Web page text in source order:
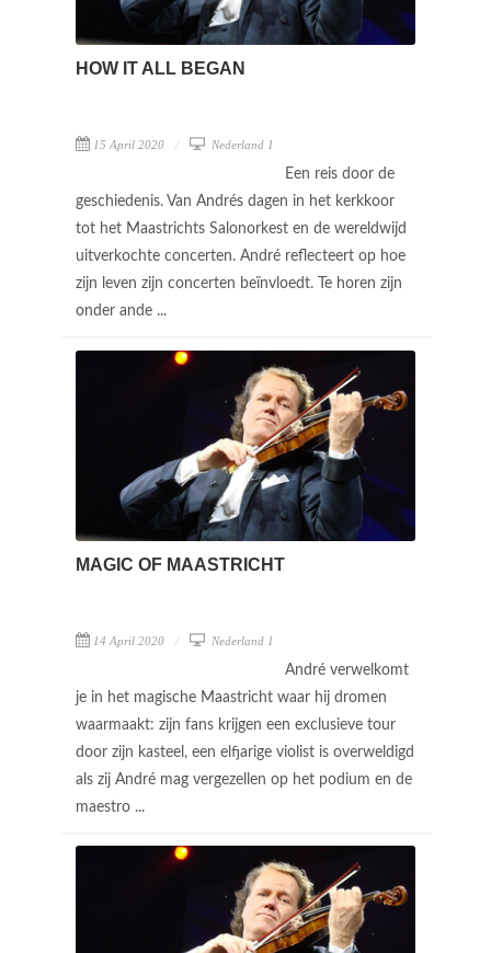
HOW IT ALL BEGAN
15 April 2020 Nederland 1
Een reis door de
geschiedenis. Van Andrés dagen in het kerkkoor
tot het Maastrichts Salonorkest en de wereldwijd
uitverkochte concerten. André reflecteert op hoe
zijn leven zijn concerten beïnvloedt. Te horen zijn
onder ande ...
MAGIC OF MAASTRICHT
14 April 2020 Nederland 1
André verwelkomt
je in het magische Maastricht waar hij dromen
waarmaakt: zijn fans krijgen een exclusieve tour
door zijn kasteel, een elfjarige violist is overweldigd
als zij André mag vergezellen op het podium en de
maestro ...